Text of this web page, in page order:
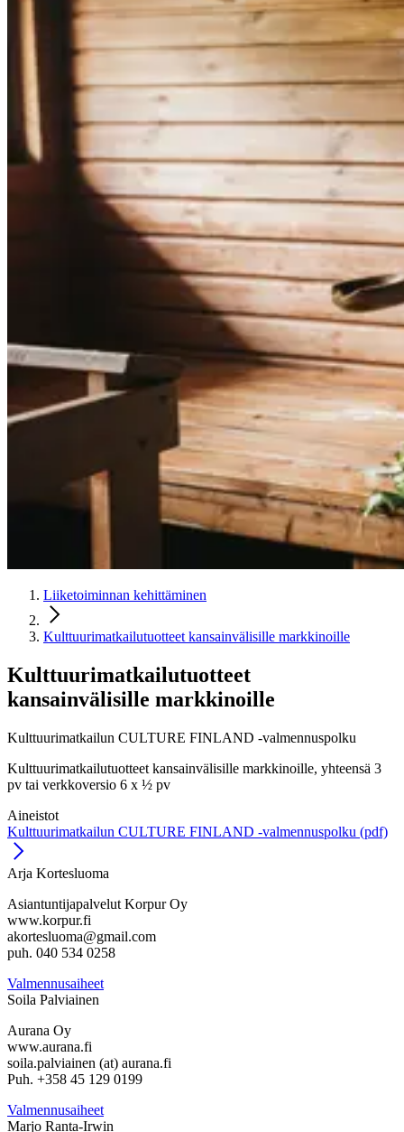
Liiketoiminnan kehittäminen
Kulttuurimatkailutuotteet kansainvälisille markkinoille
Kulttuurimatkailutuotteet
kansainvälisille markkinoille
Kulttuurimatkailun CULTURE FINLAND -valmennuspolku
Kulttuurimatkailutuotteet kansainvälisille markkinoille, yhteensä 3
pv tai verkkoversio 6 x ½ pv
Aineistot
Kulttuurimatkailun CULTURE FINLAND -valmennuspolku (pdf)
Arja Kortesluoma
Asiantuntijapalvelut Korpur Oy
www.korpur.fi
akortesluoma@gmail.com
puh. 040 534 0258
Valmennusaiheet
Soila Palviainen
Aurana Oy
www.aurana.fi
soila.palviainen (at) aurana.fi
Puh. +358 45 129 0199
Valmennusaiheet
Marjo Ranta-Irwin